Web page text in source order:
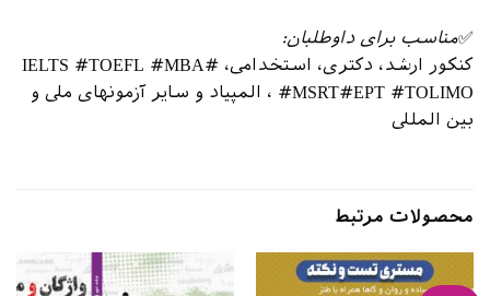
✅مناسب برای داوطلبان:
کنکور ارشد، دکتری، استخدامی، #IELTS #TOEFL #MBA
#MSRT#EPT #TOLIMO ، المپیاد و سایر آزمونهای ملی و
بین المللی
محصولات مرتبط